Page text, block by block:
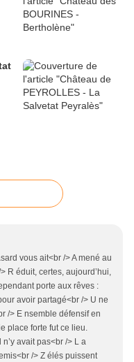
vous ait<br /> A mené au
R éduit, certes, aujourd’hui,
porte aux rêves :
avoir partagé<br /> U ne
/> E nsemble défensif en
place forte fut ce lieu.
n’y avait pas<br /> L a
/> Z élés puissent